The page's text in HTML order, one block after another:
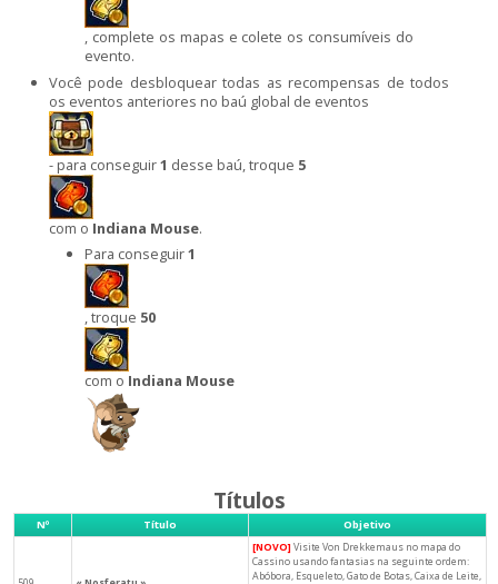
, complete os mapas e colete os consumíveis do
evento.
Você pode desbloquear todas as recompensas de todos
os eventos anteriores no baú global de eventos
- para conseguir1 desse baú, troque 5
com o Indiana Mouse.
Para conseguir1
, troque 50
com o Indiana Mouse
Títulos
Nº Título Objetivo
[NOVO] Visite Von Drekkemaus no mapa do
Cassino usando fantasias na seguinte ordem:
Abóbora, Esqueleto, Gato de Botas, Caixa de Leite,